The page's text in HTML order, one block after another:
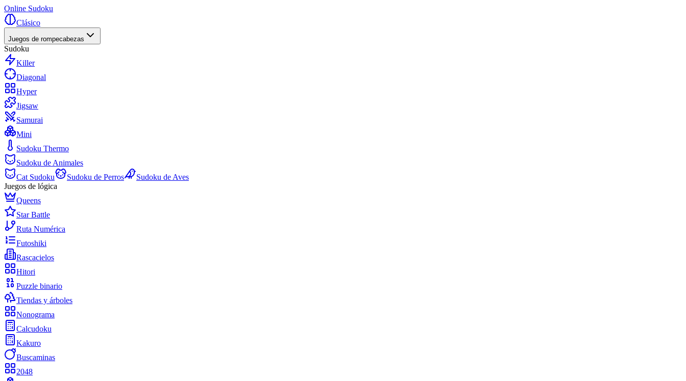
Online Sudoku
Clásico
Juegos de rompecabezas
Sudoku
Killer
Diagonal
Hyper
Jigsaw
Samurai
Mini
Sudoku Thermo
Sudoku de Animales
Cat Sudoku
Sudoku de Perros
Sudoku de Aves
Juegos de lógica
Queens
Star Battle
Ruta Numérica
Futoshiki
Rascacielos
Hitori
Puzzle binario
Tiendas y árboles
Nonograma
Calcudoku
Kakuro
Buscaminas
2048